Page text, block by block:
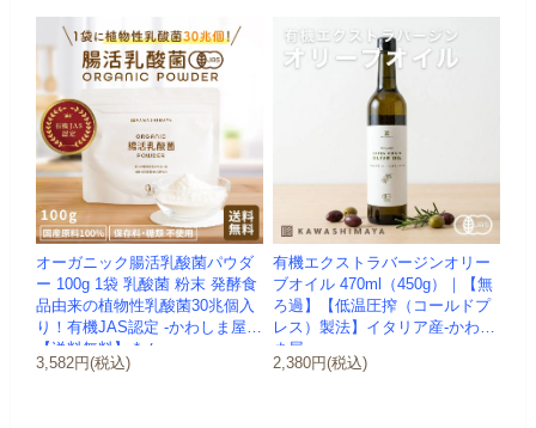
オーガニック腸活乳酸菌パウダ
ー 100g 1袋 乳酸菌 粉末 発酵食
品由来の植物性乳酸菌30兆個入
り！有機JAS認定 -かわしま屋-
【送料無料】 *メ...
3,582円(税込)
有機エクストラバージンオリー
ブオイル 470ml（450g）｜【無
ろ過】【低温圧搾（コールドプ
レス）製法】イタリア産-かわし
ま屋-
2,380円(税込)